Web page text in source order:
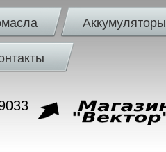
Аккумуляторы